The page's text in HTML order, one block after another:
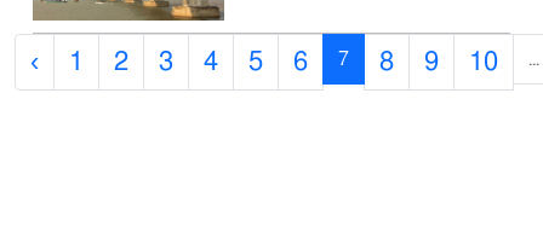
‹ 1 2 3 4 5 6 7 8 9 10 ...